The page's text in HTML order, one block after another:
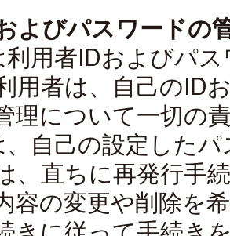
よびパスワードの
利用者IDおよびパ
用者は、自己のID
理について一切の
自己の設定した
、直ちに再発行手
容の変更や削除を